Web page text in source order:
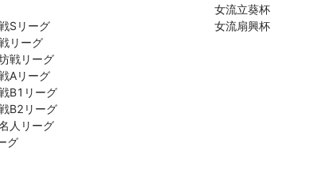
Sリーグ
リーグ
戦リーグ
Aリーグ
B1リーグ
B2リーグ
人リーグ
グ
女流立葵杯
女流扇興杯